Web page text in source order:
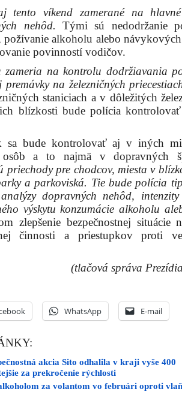
tento víkend zamerané na
nehôd. Tými sú nedodržanie
alkoholu alebo
povinností vodičov.
zameria na kontrolu dodržiavania
premávky na železničných
staniciach a v dôležitých
blízkosti bude polícia
sa bude kontrolovať aj v iných
a to najmä v dopravných
priechody pre chodcov, miesta v
a parkoviská. Tie bude polícia
dopravných nehôd,
výskytu konzumácie alkoholu
zlepšenie bezpečnostnej situácie
činnosti a priestupkov proti
(tlačová správa
WhatsApp E-mail
akcia Sito odhalila v kraji vyše 400
za prekročenie rýchlosti
za volantom vo februári oproti